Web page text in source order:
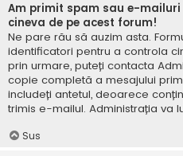
Am primit spam sau e-
cineva de pe acest forum!
Ne pare rău să auzim asta.
identificatori pentru a controla
prin urmare, puteți contacta
copie completă a mesajului
includeți antetul, deoarece
trimis e-mailul. Administrația va
Sus